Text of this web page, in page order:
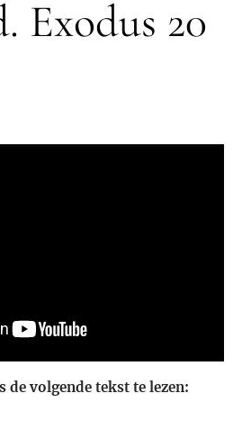
Exodus 20
de volgende tekst te lezen: